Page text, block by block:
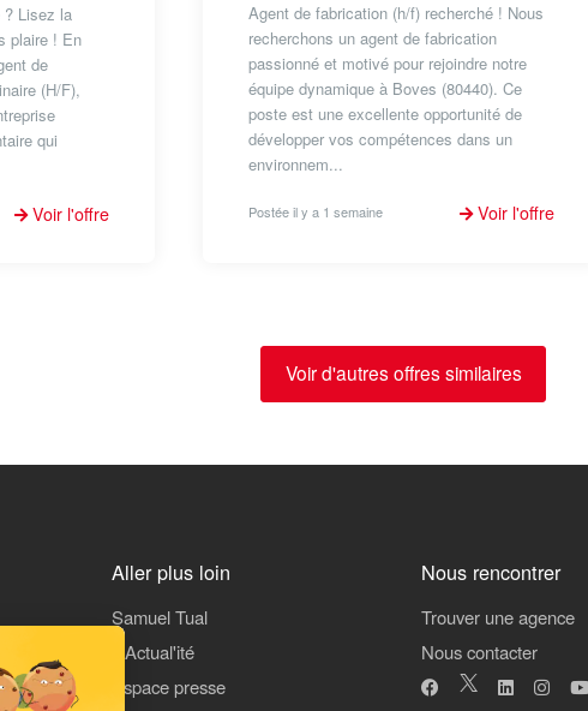
? Lisez la
plaire ! En
de
(H/F),
qui
Voir l'offre
Agent de fabrication (h/f) recherché ! Nous
recherchons un agent de fabrication
passionné et motivé pour rejoindre notre
équipe dynamique à Boves (80440). Ce
poste est une excellente opportunité de
développer vos compétences dans un
environnem...
Postée il y a 1 semaine Voir l'offre
Voir d'autres offres similaires
Aller plus loin
Samuel Tual
L'Actual'ité
Espace presse
Nous rencontrer
Trouver une agence
Nous contacter